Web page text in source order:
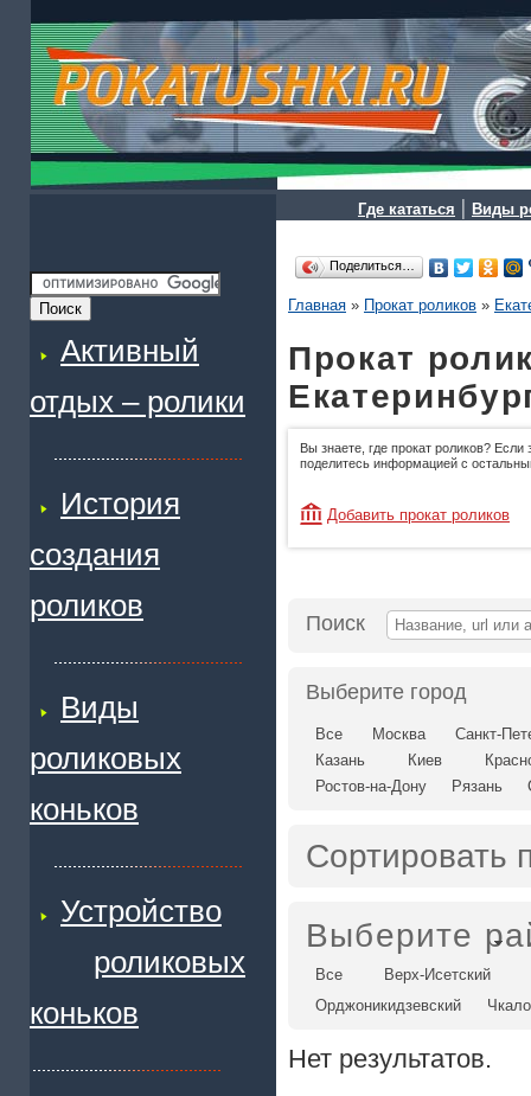
Где кататься | Виды
Активный
отдых – ролики
История
создания
роликов
Виды
роликовых
коньков
Устройство
роликовых
коньков
Поделиться…
Главная » Прокат роликов »
Прокат
Вы знаете, где прокат роликов? Если
поделитесь информацией с
Добавить прокат роликов
Поиск
Выберите город
Все Москва
Санкт-
Казань
Киев
Ростов-на-Дону
Рязань
Сортировать
Выберите
Все
Верх-Исетский
Орджоникидзевский
Нет результатов.